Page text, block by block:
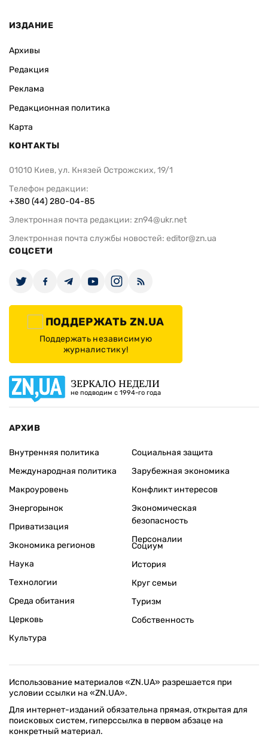
ИЗДАНИЕ
Архивы
Редакция
Реклама
Редакционная политика
Карта
КОНТАКТЫ
01010 Киев, ул. Князей Острожских, 19/1
Телефон редакции:
+380 (44) 280-04-85
Электронная почта редакции: zn94@ukr.net
Электронная почта службы новостей: editor@zn.ua
СОЦСЕТИ
ПОДДЕРЖАТЬ ZN.UA
Поддержать независимую
журналистику!
ЗЕРКАЛО НЕДЕЛИ
не подводим с 1994-го года
АРХИВ
Внутренняя политика
Международная политика
Макроуровень
Энергорынок
Приватизация
Экономика регионов
Социальная защита
Зарубежная экономика
Конфликт интересов
Экономическая
безопасность
Персоналии
Наука
Технологии
Среда обитания
Церковь
Культура
Социум
История
Круг семьи
Туризм
Собственность
Использование материалов «ZN.UA» разрешается при
условии ссылки на «ZN.UA».
Для интернет-изданий обязательна прямая, открытая для
поисковых систем, гиперссылка в первом абзаце на
конкретный материал.